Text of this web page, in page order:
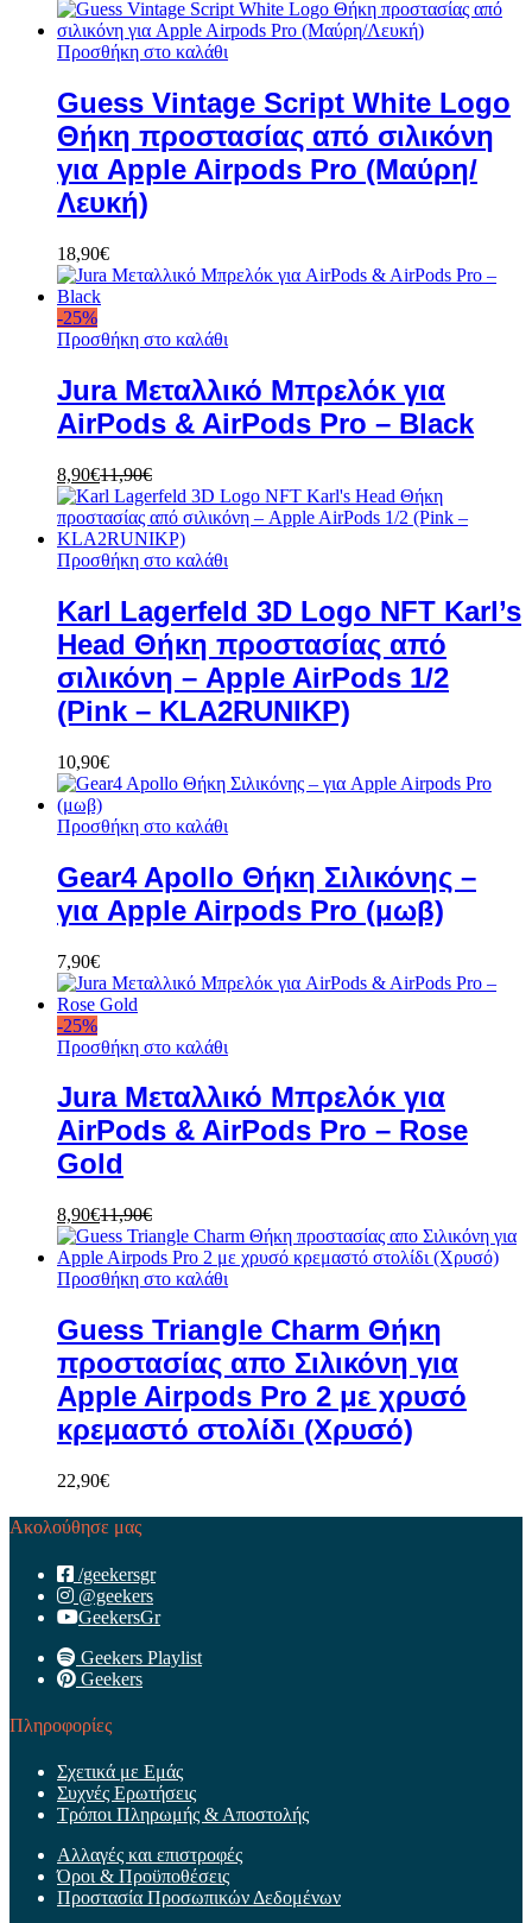
Προσθήκη στο καλάθι
Guess Vintage Script White Logo
Θήκη προστασίας από σιλικόνη
για Apple Airpods Pro (Μαύρη/
Λευκή)
18,90€
-25%
Προσθήκη στο καλάθι
Jura Μεταλλικό Μπρελόκ για
AirPods & AirPods Pro – Black
8,90€11,90€
Προσθήκη στο καλάθι
Karl Lagerfeld 3D Logo NFT Karl’s
Head Θήκη προστασίας από
σιλικόνη – Apple AirPods 1/2
(Pink – KLA2RUNIKP)
10,90€
Προσθήκη στο καλάθι
Gear4 Apollo Θήκη Σιλικόνης –
για Apple Airpods Pro (μωβ)
7,90€
-25%
Προσθήκη στο καλάθι
Jura Μεταλλικό Μπρελόκ για
AirPods & AirPods Pro – Rose
Gold
8,90€11,90€
Προσθήκη στο καλάθι
Guess Triangle Charm Θήκη
προστασίας απο Σιλικόνη για
Apple Airpods Pro 2 με χρυσό
κρεμαστό στολίδι (Χρυσό)
22,90€
Ακολούθησε μας
/geekersgr
@geekers
GeekersGr
Geekers Playlist
Geekers
Πληροφορίες
Σχετικά με Εμάς
Συχνές Ερωτήσεις
Τρόποι Πληρωμής & Αποστολής
Αλλαγές και επιστροφές
Όροι & Προϋποθέσεις
Προστασία Προσωπικών Δεδομένων